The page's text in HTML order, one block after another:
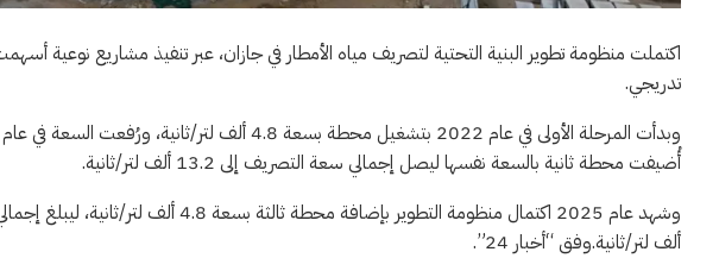
اكتملت منظومة تطوير البنية التحتية لتصريف مياه الأمطار في جازان، عبر تنفيذ مشاريع نوعية
تدريجي.
أُضيفت محطة ثانية بالسعة نفسها ليصل إجمالي سعة التصريف إلى 13.2 ألف لتر/ثانية.
ألف لتر/ثانية.وفق “أخبار 24”.